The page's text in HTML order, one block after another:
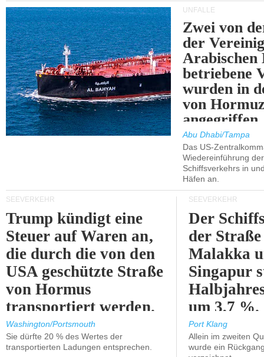
UNFÄLLE
Zwei von
der
Arabischen
betriebene
wurden in
von
angegriffen.
Abu Dhabi/Tampa
Das US-
Wiedereinführung
Schiffsverkehrs in
Häfen an.
SEEVERKEHR
Trump kündigt eine
Steuer auf Waren an,
die durch die von den
USA geschützte Straße
von Hormus
transportiert werden.
Washington/Portsmouth
Sie dürfte 20 % des Wertes der
transportierten Ladungen entsprechen.
SEEVERKEHR
Der
der
Malakka
Singapur
um 3,7 %.
Port Klang
Allein im zweiten
wurde ein